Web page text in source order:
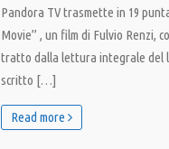
Pandora TV trasmette in 19
Movie” , un film di Fulvio Renzi,
tratto dalla lettura integrale del
scritto […]
Read more